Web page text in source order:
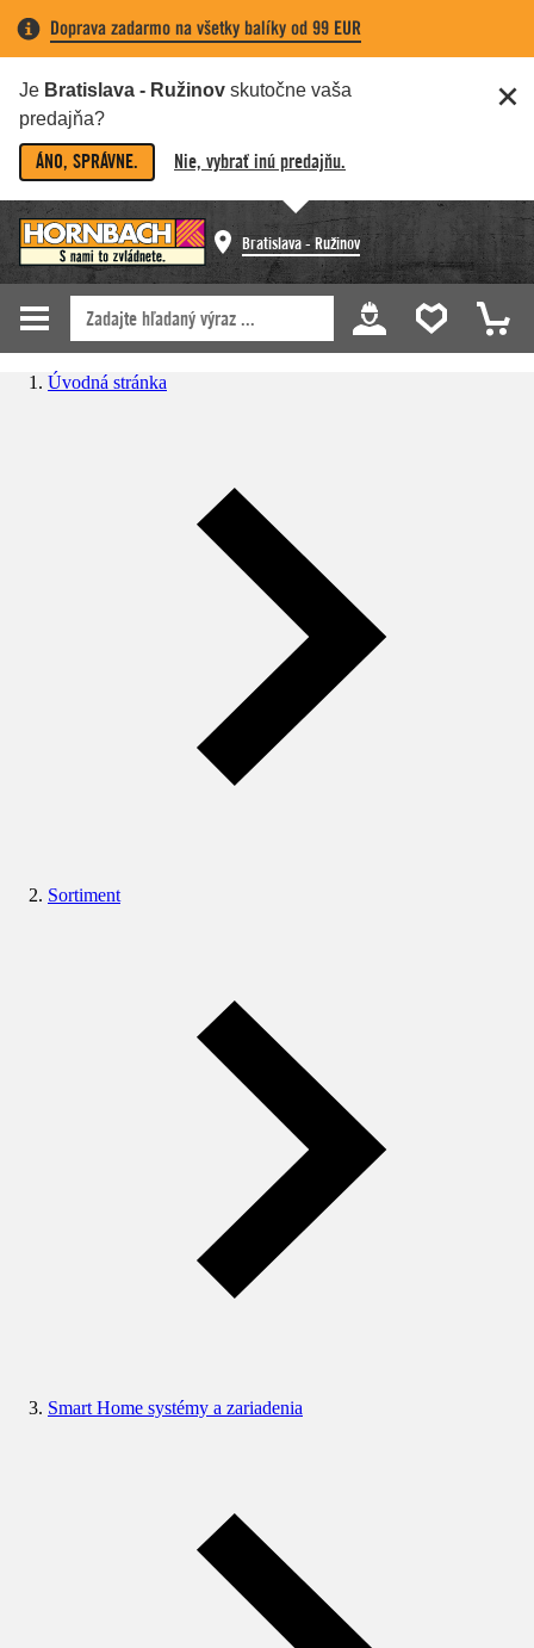
Doprava zadarmo na všetky balíky od 99 EUR
Je Bratislava - Ružinov skutočne vaša
predajňa?
ÁNO, SPRÁVNE. Nie, vybrať inú predajňu.
Bratislava - Ružinov
Úvodná stránka
Sortiment
Smart Home systémy a zariadenia